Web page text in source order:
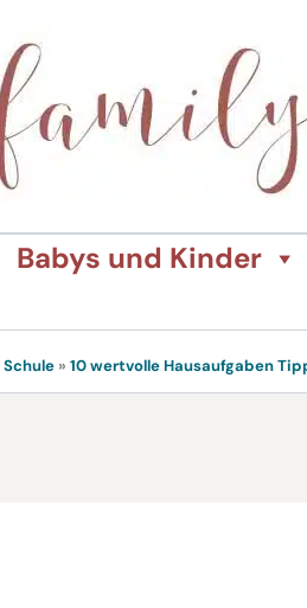
Babys und Kinder
Schule » 10 wertvolle Hausaufgaben